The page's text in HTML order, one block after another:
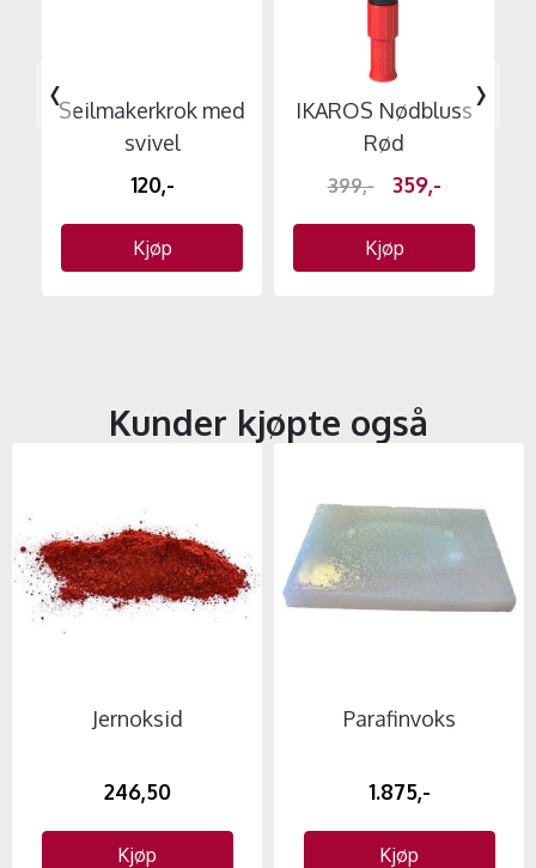
Seilmakerkrok med
svivel
120,-
Kjøp
IKAROS Nødbluss
Rød
399,- 359,-
Kjøp
‹ ›
Kunder kjøpte også
Jernoksid
246,50
Kjøp
Parafinvoks
1.875,-
Kjøp